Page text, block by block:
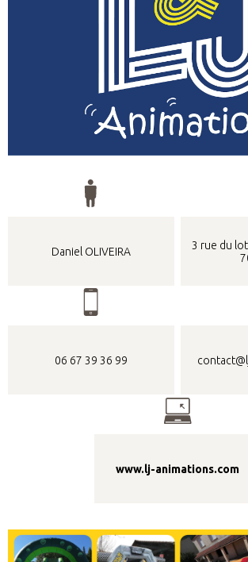
Daniel OLIVEIRA
3 rue du
06 67 39 36 99
www.lj-animations.com